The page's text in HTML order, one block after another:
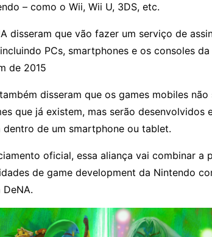
– como o Wii, Wii U, 3DS, etc.
disseram que vão fazer um serviço de
PCs, smartphones e os consoles
de 2015
disseram que os games mobiles não
que já existem, mas serão desenvolvidos
dentro de um smartphone ou tablet.
oficial, essa aliança vai combinar a
de game development da Nintendo